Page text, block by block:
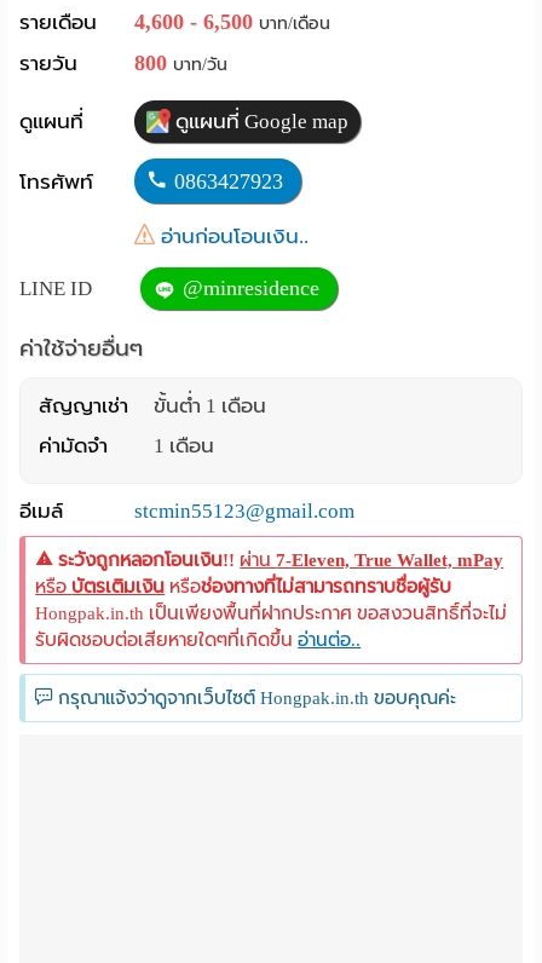
English
รายเดือน
4,600 - 6,500 บาท/เดือน
รายวัน 800 บาท/วัน
ดูแผนที่ ดูแผนที่ Google map
โทรศัพท์ 0863427923
อ่านก่อนโอนเงิน..
LINE ID @minresidence
ค่าใช้จ่ายอื่นๆ
สัญญาเช่า
ขั้นต่ำ 1 เดือน
ค่ามัดจำ
1 เดือน
อีเมล์ stcmin55123@gmail.com
ระวังถูกหลอกโอนเงิน!! ผ่าน7-Eleven, True Wallet, mPay
หรือ บัตรเติมเงิน หรือช่องทางที่ไม่สามารถทราบชื่อผู้รับ
Hongpak.in.th เป็นเพียงพื้นที่ฝากประกาศ ขอสงวนสิทธิ์ที่จะไม่
รับผิดชอบต่อเสียหายใดๆที่เกิดขึ้นอ่านต่อ..
กรุณาแจ้งว่าดูจากเว็บไซต์ Hongpak.in.th ขอบคุณค่ะ